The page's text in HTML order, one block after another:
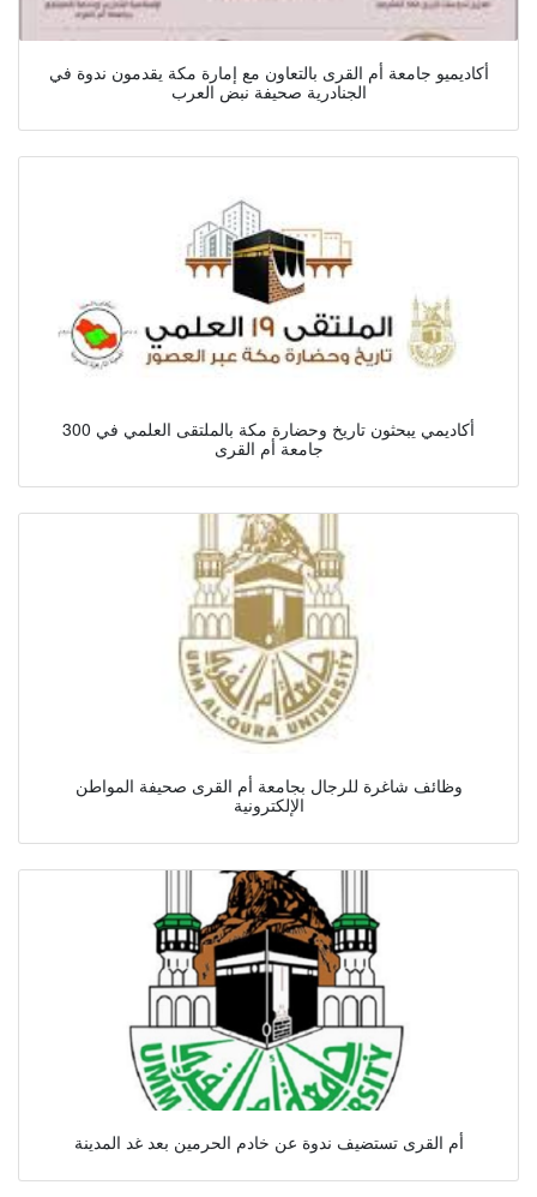
أكاديميو جامعة أم القرى بالتعاون مع إمارة مكة يقدمون ندوة في
الجنادرية صحيفة نبض العرب
300 أكاديمي يبحثون تاريخ وحضارة مكة بالملتقى العلمي في
جامعة أم القرى
وظائف شاغرة للرجال بجامعة أم القرى صحيفة المواطن
الإلكترونية
أم القرى تستضيف ندوة عن خادم الحرمين بعد غد المدينة